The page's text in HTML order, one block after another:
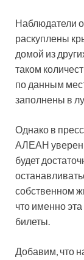
Наблюдатели
раскуплены
домой из
таком
по данным
заполнены в
Однако в
АЛЕАН
будет
собственном
что именно
билеты.
Добавим, что